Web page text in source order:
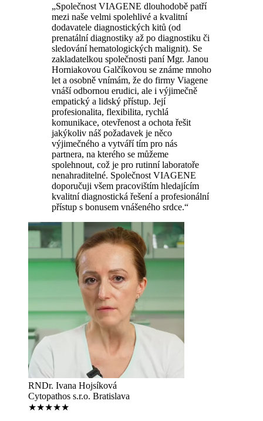
„Společnost VIAGENE dlouhodobě patří
mezi naše velmi spolehlivé a kvalitní
dodavatele diagnostických kitů (od
prenatální diagnostiky až po diagnostiku či
sledování hematologických malignit). Se
zakladatelkou společnosti paní Mgr. Janou
Horniakovou Galčíkovou se známe mnoho
let a osobně vnímám, že do firmy Viagene
vnáší odbornou erudici, ale i výjimečně
empatický a lidský přístup. Její
profesionalita, flexibilita, rychlá
komunikace, otevřenost a ochota řešit
jakýkoliv náš požadavek je něco
výjimečného a vytváří tím pro nás
partnera, na kterého se můžeme
spolehnout, což je pro rutinní laboratoře
nenahraditelné. Společnost VIAGENE
doporučuji všem pracovištím hledajícím
kvalitní diagnostická řešení a profesionální
přístup s bonusem vnášeného srdce.“
RNDr. Ivana Hojsíková
Cytopathos s.r.o. Bratislava
★★★★★